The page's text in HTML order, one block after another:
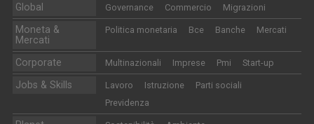
Global Governance Commercio Migrazioni
Moneta &
Mercati
Politica monetaria Bce Banche Mercati
Corporate Multinazionali Imprese Pmi Start-up
Jobs & Skills Lavoro Istruzione
Parti sociali
Previdenza